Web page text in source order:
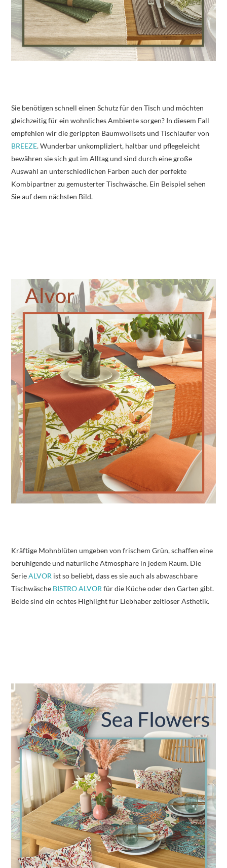
Sie benötigen schnell einen Schutz für den Tisch und möchten
gleichzeitig für ein wohnliches Ambiente sorgen? In diesem Fall
empfehlen wir die gerippten Baumwollsets und Tischläufer von
BREEZE. Wunderbar unkompliziert, haltbar und pflegeleicht
bewähren sie sich gut im Alltag und sind durch eine große
Auswahl an unterschiedlichen Farben auch der perfekte
Kombipartner zu gemusterter Tischwäsche. Ein Beispiel sehen
Sie auf dem nächsten Bild.
Kräftige Mohnblüten umgeben von frischem Grün, schaffen eine
beruhigende und natürliche Atmosphäre in jedem Raum. Die
SerieALVOR ist so beliebt, dass es sie auch als abwaschbare
Tischwäsche BISTRO ALVORfür die Küche oder den Garten gibt.
Beide sind ein echtes Highlight für Liebhaber zeitloser Ästhetik.